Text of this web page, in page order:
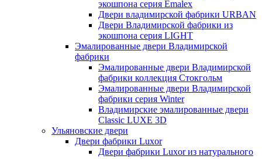
экошпона серия Emalex
Двери владимирской фабрики URBAN
Двери Владимирской фабрики из
экошпона серия LIGHT
Эмалированные двери Владимирской
фабрики
Эмалированные двери Владимирской
фабрики коллекция Стокгольм
Эмалированные двери Владимирской
фабрики серия Winter
Владимирские эмалированные двери
Classic LUXE 3D
Ульяновские двери
Двери фабрики Luxor
Двери фабрики Luxor из натурального